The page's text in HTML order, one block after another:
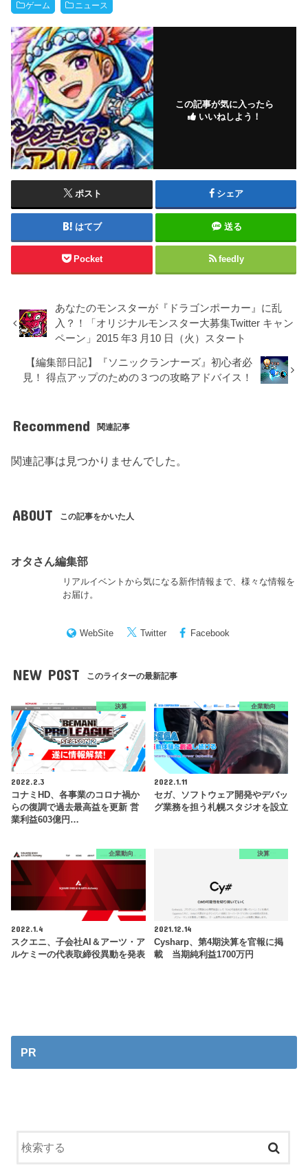
ゲーム ニュース
この記事が気に入ったら
いいねしよう！
ポスト シェア
はてブ 送る
Pocket feedly
あなたのモンスターが『ドラゴンポーカー』に乱
入？！「オリジナルモンスター大募集Twitter キャン
ペーン」2015 年3 月10 日（火）スタート
【編集部日記】『ソニックランナーズ』初心者必
見！ 得点アップのための３つの攻略アドバイス！
Recommend 関連記事
関連記事は見つかりませんでした。
ABOUT この記事をかいた人
オタさん編集部
リアルイベントから気になる新作情報まで、様々な情報を
お届け。
WebSite Twitter Facebook
NEW POST このライターの最新記事
決算
2022.2.3
コナミHD、各事業のコロナ禍か
らの復調で過去最高益を更新 営
業利益603億円…
企業動向
2022.1.11
セガ、ソフトウェア開発やデバッ
グ業務を担う札幌スタジオを設立
企業動向
2022.1.4
スクエニ、子会社AI＆アーツ・ア
ルケミーの代表取締役異動を発表
決算
2021.12.14
Cysharp、第4期決算を官報に掲
載 当期純利益1700万円
PR